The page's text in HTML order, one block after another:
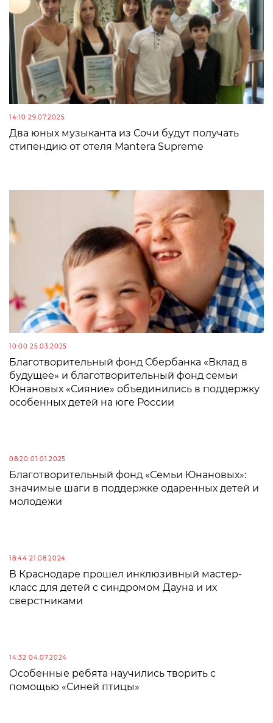
14:10 29.07.2025
Два юных музыканта из Сочи будут получать
стипендию от отеля Mantera Supreme
10:00 25.03.2025
Благотворительный фонд Сбербанка «Вклад в
будущее» и благотворительный фонд семьи
Юнановых «Сияние» объединились в поддержку
особенных детей на юге России
08:20 01.01.2025
Благотворительный фонд «Семьи Юнановых»:
значимые шаги в поддержке одаренных детей и
молодежи
18:44 21.08.2024
В Краснодаре прошел инклюзивный мастер-
класс для детей с синдромом Дауна и их
сверстниками
14:32 04.07.2024
Особенные ребята научились творить с
помощью «Синей птицы»